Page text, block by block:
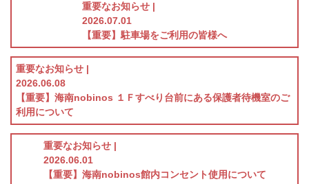
重要なお知らせ |
2026.07.01
【重要】駐車場をご利用の皆様へ
重要なお知らせ |
2026.06.08
【重要】海南nobinos １Ｆすべり台前にある保護者待機室のご
利用について
重要なお知らせ |
2026.06.01
【重要】海南nobinos館内コンセント使用について